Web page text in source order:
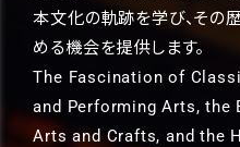
本文化の軌跡を学び、その
める機会を提供します。
The Fascination of
and Performing Arts, the
Arts and Crafts, and the